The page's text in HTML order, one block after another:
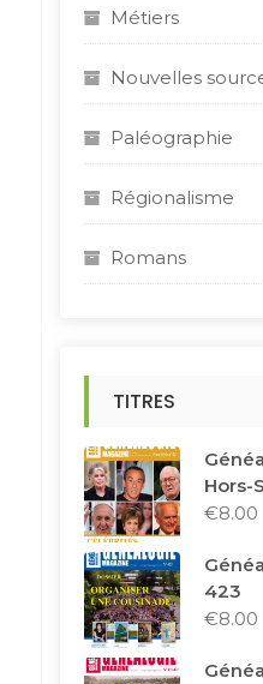
Métiers
Nouvelles
Paléographie
Régionalisme
Romans
TITRES
Hors-
€8.00
423
€8.00